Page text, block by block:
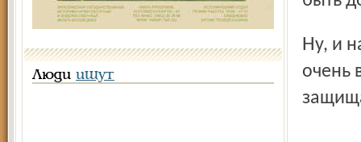
Люди ищут
Ну, и наверно, любая мама понимает, что для таких игр
очень